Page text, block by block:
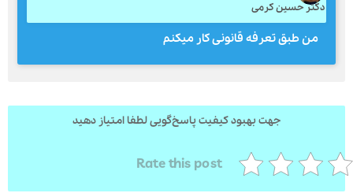
دکتر حسین کرمی
من طبق تعرفه قانونی کار میکنم
جهت بهبود کیفیت پاسخ‌گویی لطفا امتیاز دهید
Rate this post
ارسال